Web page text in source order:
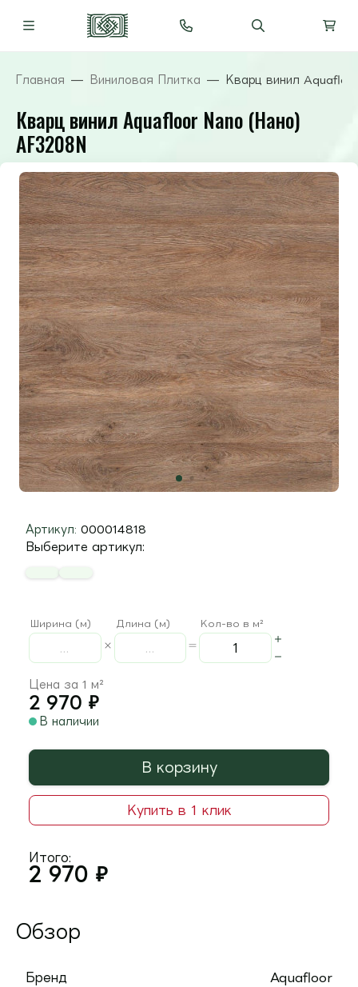
Главная Виниловая Плитка Кварц винил
Кварц винил Aquafloor Nano (Нано)
AF3208N
Артикул: 000014818
Выберите артикул:
Ширина (м) Длина (м) Кол-во в м²
Цена за 1 м²
2 970 ₽
В наличии
В корзину
Купить в 1 клик
Итого:
2 970 ₽
Обзор
Бренд
Aquafloor